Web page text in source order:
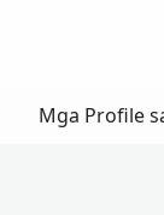
Mga Profile